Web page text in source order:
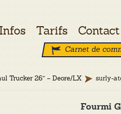
Infos Tarifs Contact
Carnet de
Trucker 26″ – Deore/LX surly-
Fourmi